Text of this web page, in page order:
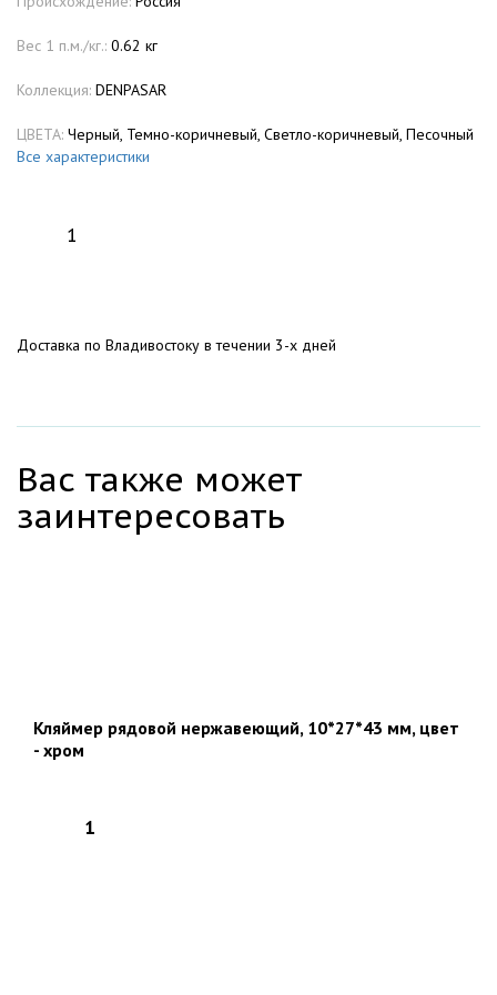
Вес 1 п.м./кг.: 0.62 кг
Коллекция: DENPASAR
ЦВЕТА: Черный, Темно-коричневый, Светло-коричневый, Песочный
Все характеристики
Доставка по Владивостоку в течении 3-х дней
Вас также может
заинтересовать
Кляймер рядовой нержавеющий, 10*27*43 мм, цвет
- хром